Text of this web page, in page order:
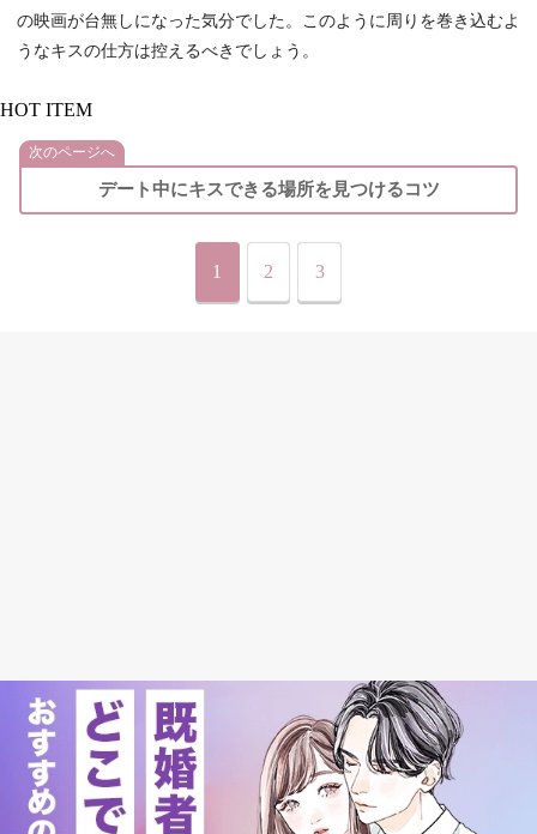
の映画が台無しになった気分でした。このように周りを巻き込むよ
うなキスの仕方は控えるべきでしょう。
HOT ITEM
次のページへ
デート中にキスできる場所を見つけるコツ
1 2 3